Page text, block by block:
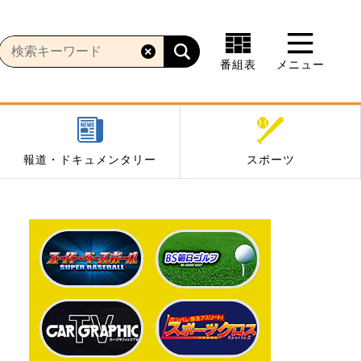
番組表 メニュー
報道・ドキュメンタリー スポーツ